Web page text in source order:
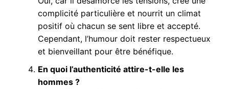
complicité particulière et nourrit un climat
positif où chacun se sent libre et accepté.
Cependant, l’humour doit rester respectueux
et bienveillant pour être bénéfique.
En quoi l’authenticité attire-t-elle les
hommes ?